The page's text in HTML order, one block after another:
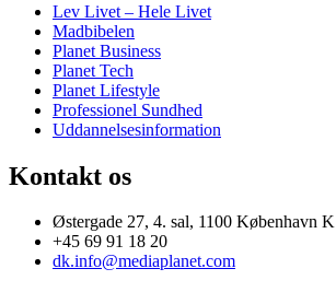
Lev Livet – Hele Livet
Madbibelen
Planet Business
Planet Tech
Planet Lifestyle
Professionel Sundhed
Uddannelsesinformation
Kontakt os
Østergade 27, 4. sal, 1100 København K
+45 69 91 18 20
dk.info@mediaplanet.com